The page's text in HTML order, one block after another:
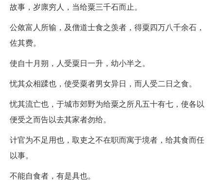
故事，岁廪穷人，当给粟三千石而止。
公敛富人所输，及僧道士食之羡者，得粟四万八千余石，
佐其费。
使自十月朔，人受粟日一升，幼小半之。
忧其众相蹂也，使受粟者男女异日，而人受二日之食。
忧其流亡也，于城市郊野为给粟之所凡五十有七，使各以
便受之而告以去其家者勿给。
计官为不足用也，取吏之不在职而寓于境者，给其食而任
以事。
不能自食者，有是具也。